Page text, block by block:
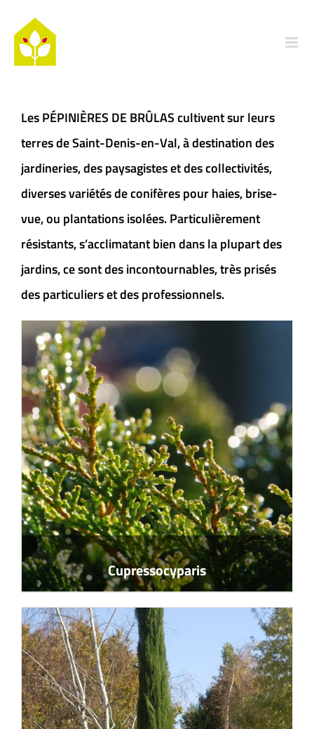
contenu
Les PÉPINIÈRES DE BRÛLAS cultivent sur leurs
terres de Saint-Denis-en-Val, à destination des
jardineries, des paysagistes et des collectivités,
diverses variétés de conifères pour haies, brise-
vue, ou plantations isolées. Particulièrement
résistants, s’acclimatant bien dans la plupart des
jardins, ce sont des incontournables, très prisés
des particuliers et des professionnels.
Cupressocyparis